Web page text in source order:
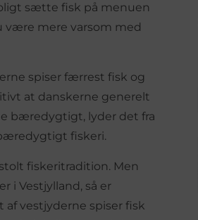
sætte fisk på menuen
være mere varsom med
spiser færrest fisk og
at danskerne generelt
bæredygtigt, lyder det fra
fiskeri.
fiskeritradition. Men
i Vestjylland, så er
af vestjyderne spiser fisk